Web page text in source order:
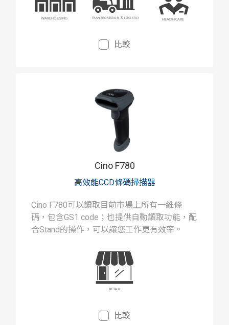
比較
Cino F780
高效能CCD條碼掃描器
Cino F780可以讀取目前市場上所有一維條
碼，包含GS1 code；也提供自動讀取功能，配
合Stand的操作，可以讓您工作更有效率。
比較